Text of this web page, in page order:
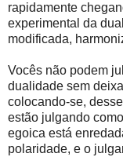
rapidamente
experimental da
modificada,
Vocês não podem
dualidade sem
colocando-se,
estão julgando
egoica está
polaridade, e o